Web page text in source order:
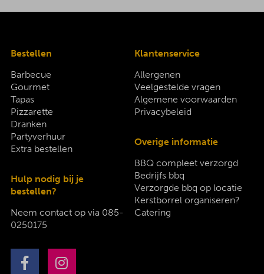
Bestellen
Barbecue
Gourmet
Tapas
Pizzarette
Dranken
Partyverhuur
Extra bestellen
Hulp nodig bij je
bestellen?
Neem contact op via 085-
0250175
Klantenservice
Allergenen
Veelgestelde vragen
Algemene voorwaarden
Privacybeleid
Overige informatie
BBQ compleet verzorgd
Bedrijfs bbq
Verzorgde bbq op locatie
Kerstborrel organiseren?
Catering